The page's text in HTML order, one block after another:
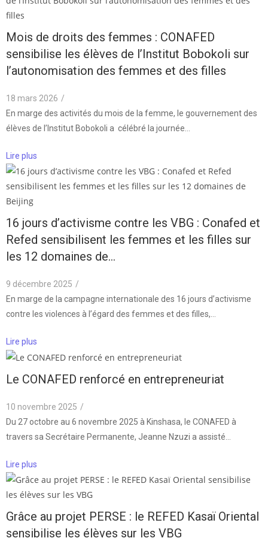
Mois de droits des femmes : CONAFED
sensibilise les élèves de l’Institut Bobokoli sur
l’autonomisation des femmes et des filles
18 mars 2026 /
En marge des activités du mois de la femme, le gouvernement des
élèves de l’Institut Bobokoli a célébré la journée…
Lire plus
16 jours d’activisme contre les VBG : Conafed et
Refed sensibilisent les femmes et les filles sur
les 12 domaines de…
9 décembre 2025 /
En marge de la campagne internationale des 16 jours d’activisme
contre les violences à l’égard des femmes et des filles,…
Lire plus
Le CONAFED renforcé en entrepreneuriat
10 novembre 2025 /
Du 27 octobre au 6 novembre 2025 à Kinshasa, le CONAFED à
travers sa Secrétaire Permanente, Jeanne Nzuzi a assisté…
Lire plus
Grâce au projet PERSE : le REFED Kasaï Oriental
sensibilise les élèves sur les VBG